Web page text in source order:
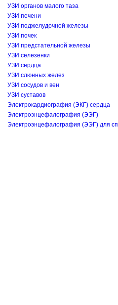
УЗИ органов малого таза
УЗИ печени
УЗИ поджелудочной железы
УЗИ почек
УЗИ предстательной железы
УЗИ селезенки
УЗИ сердца
УЗИ слюнных желез
УЗИ сосудов и вен
УЗИ суставов
Электрокардиография (ЭКГ) сердца
Электроэнцефалография (ЭЭГ)
Электроэнцефалография (ЭЭГ) для